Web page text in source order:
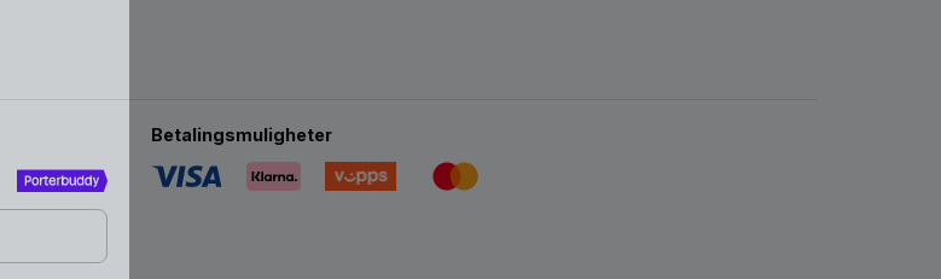
Betalingsmuligheter